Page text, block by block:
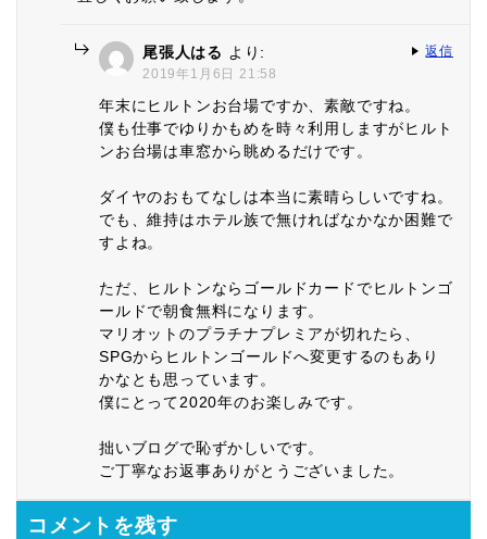
尾張人はる より:
2019年1月6日 21:58
年末にヒルトンお台場ですか、素敵ですね。
僕も仕事でゆりかもめを時々利用しますがヒルト
ンお台場は車窓から眺めるだけです。
ダイヤのおもてなしは本当に素晴らしいですね。
でも、維持はホテル族で無ければなかなか困難で
すよね。
ただ、ヒルトンならゴールドカードでヒルトンゴ
ールドで朝食無料になります。
マリオットのプラチナプレミアが切れたら、
SPGからヒルトンゴールドへ変更するのもあり
かなとも思っています。
僕にとって2020年のお楽しみです。
拙いブログで恥ずかしいです。
ご丁寧なお返事ありがとうございました。
返信
コメントを残す